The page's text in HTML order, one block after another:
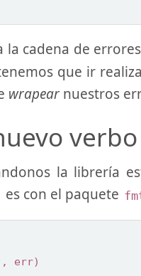
la cadena de
que ir
wrapearnuestros
verbo
la librería
es con el paquete
, err)